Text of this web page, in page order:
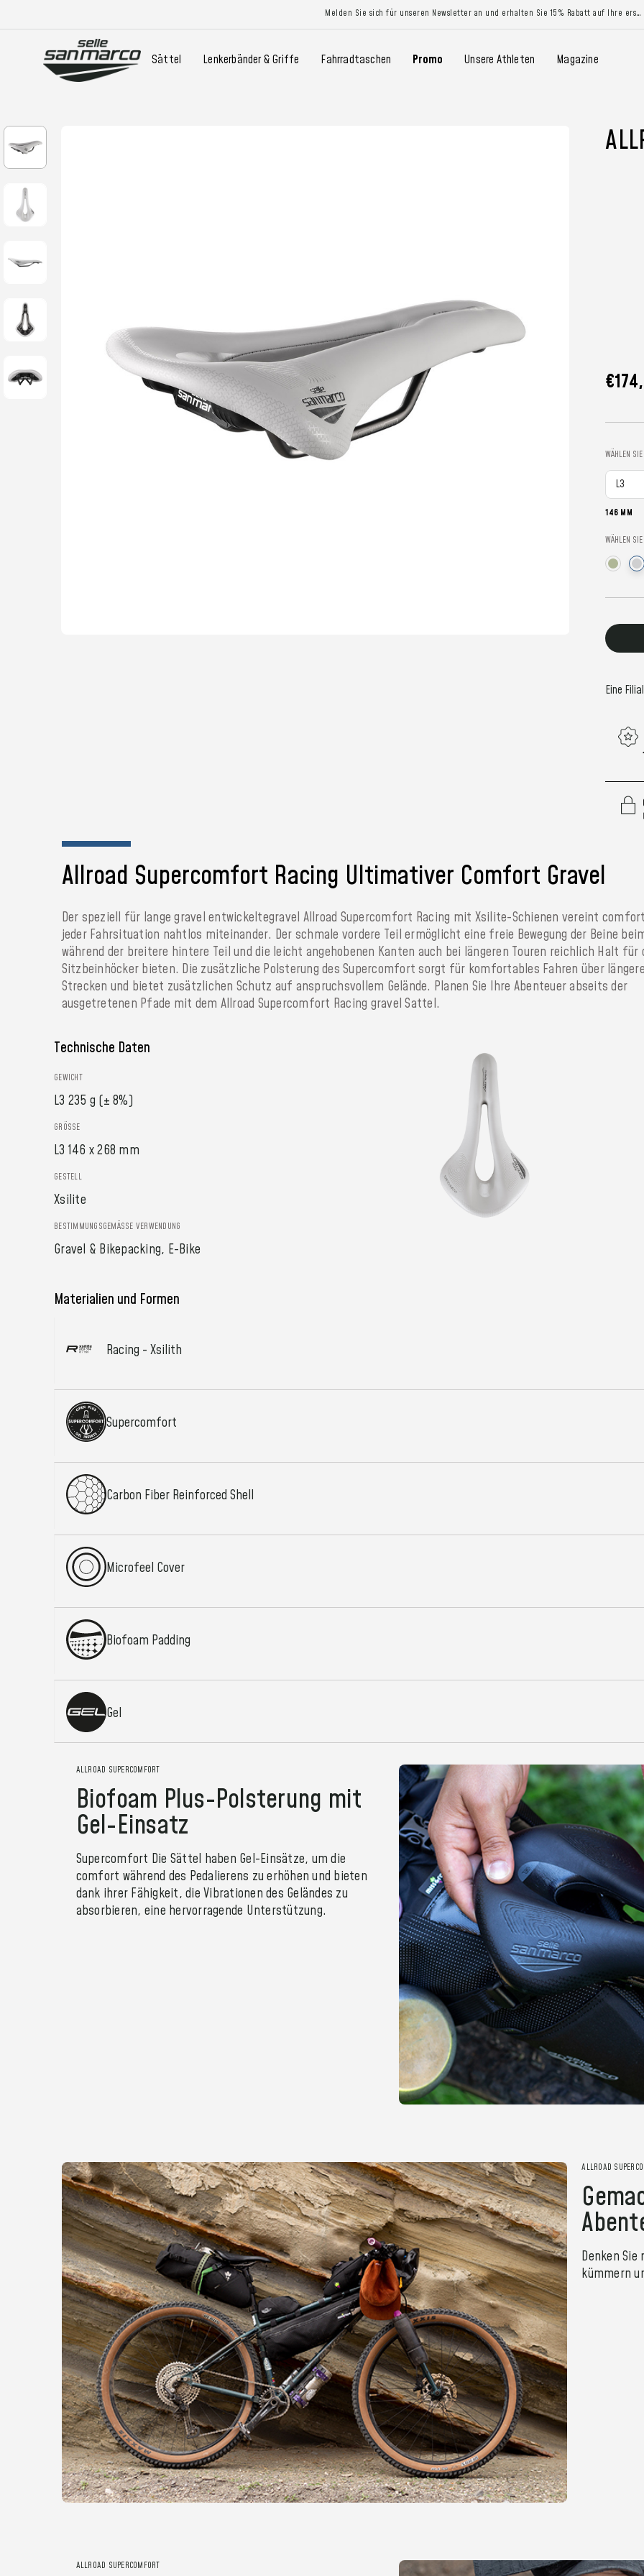
Melden Sie sich für unseren Newsletter an und erhalten Sie 15% Rabatt auf Ihre erste Bestellung
Sättel Lenkerbänder & Griffe Fahrradtaschen Promo Unsere Athleten Magazine
WÄHLEN
146 MM
WÄHLEN
Aktueller
Eine
Allroad Supercomfort Racing Ultimativer Comfort Gravel
Der speziell für lange gravel entwickeltegravel Allroad Supercomfort Racing mit Xsilite-Schienen vereint
jeder Fahrsituation nahtlos miteinander. Der schmale vordere Teil ermöglicht eine freie Bewegung der Beine
während der breitere hintere Teil und die leicht angehobenen Kanten auch bei längeren Touren reichlich Halt für
Sitzbeinhöcker bieten. Die zusätzliche Polsterung des Supercomfort sorgt für komfortables Fahren über
Strecken und bietet zusätzlichen Schutz auf anspruchsvollem Gelände. Planen Sie Ihre Abenteuer abseits der
ausgetretenen Pfade mit dem Allroad Supercomfort Racing gravel Sattel.
Technische Daten
GEWICHT
L3 235 g (± 8%)
GRÖSSE
L3 146 x 268 mm
GESTELL
Xsilite
BESTIMMUNGSGEMÄSSE VERWENDUNG
Gravel & Bikepacking, E-Bike
Materialien und Formen
Racing - Xsilith
Supercomfort
Carbon Fiber Reinforced Shell
Microfeel Cover
Biofoam Padding
Gel
ALLROAD SUPERCOMFORT
Biofoam Plus-Polsterung mit
Gel-Einsatz
Supercomfort Die Sättel haben Gel-Einsätze, um die
comfort während des Pedalierens zu erhöhen und bieten
dank ihrer Fähigkeit, die Vibrationen des Geländes zu
absorbieren, eine hervorragende Unterstützung.
ALLROAD
Denken
kümmern
ALLROAD SUPERCOMFORT